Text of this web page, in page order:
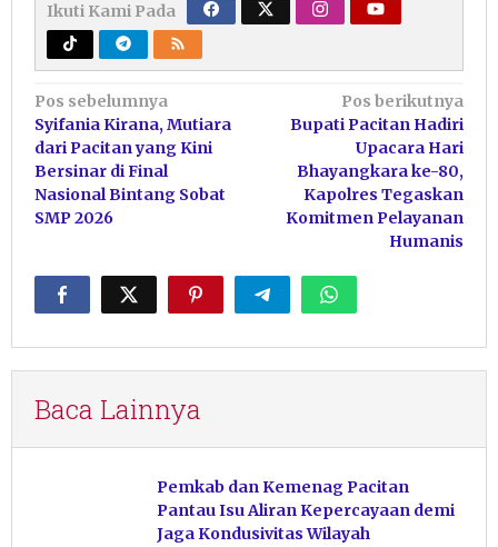
Ikuti Kami Pada
Navigasi
pos
Pos sebelumnya
Syifania Kirana, Mutiara
dari Pacitan yang Kini
Bersinar di Final
Nasional Bintang Sobat
SMP 2026
Pos berikutnya
Bupati Pacitan Hadiri
Upacara Hari
Bhayangkara ke-80,
Kapolres Tegaskan
Komitmen Pelayanan
Humanis
Baca Lainnya
Pemkab dan Kemenag Pacitan
Pantau Isu Aliran Kepercayaan demi
Jaga Kondusivitas Wilayah